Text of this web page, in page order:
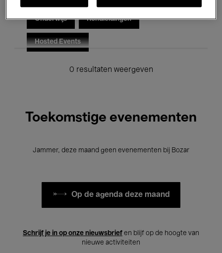
Onderwijs Rondleidingen
Hosted Events
0 resultaten weergeven
Toekomstige evenementen
Jammer, deze maand geen evenementen bij Bozar
Op de agenda deze maand
Schrijf je in op onze nieuwsbrief en blijf op de hoogte van
nieuwe activiteiten